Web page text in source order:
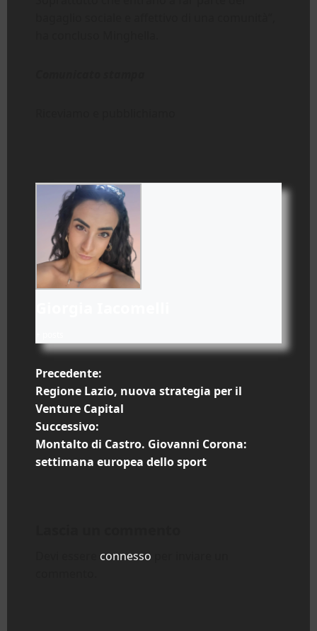
N
a
v
i
Precedente:
Regione Lazio, nuova strategia per il
Venture Capital
Successivo:
Montalto di Castro. Giovanni Corona:
settimana europea dello sport
connesso